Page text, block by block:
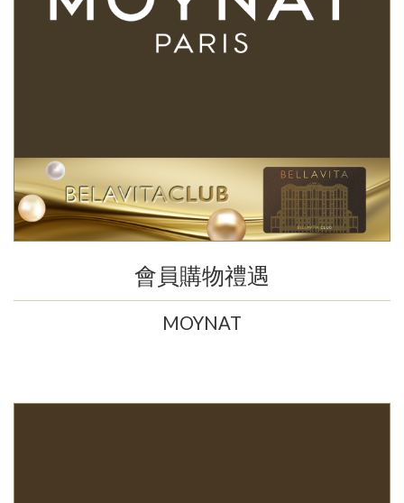
會員購物禮遇
MOYNAT